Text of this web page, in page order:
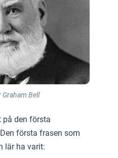
Graham Bell
på den första
första frasen som
lär ha varit: